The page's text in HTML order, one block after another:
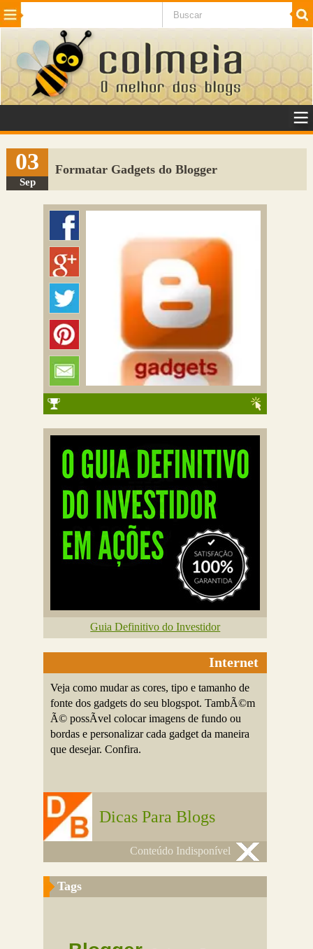
Beleza Cinema e TV
Internet Jogos NotÃ­cias SaÃºde
VeÃ­culos Adulto
Sugerir Link
Adicionar Blog
Colmeia Exchange
03
Sep
Formatar Gadgets do Blogger
Guia Definitivo do Investidor
Internet
Veja como mudar as cores, tipo e tamanho de
fonte dos gadgets do seu blogspot. TambÃ©m
Ã© possÃ­vel colocar imagens de fundo ou
bordas e personalizar cada gadget da maneira
que desejar. Confira.
Dicas Para Blogs
Conteúdo Indisponível
Tags